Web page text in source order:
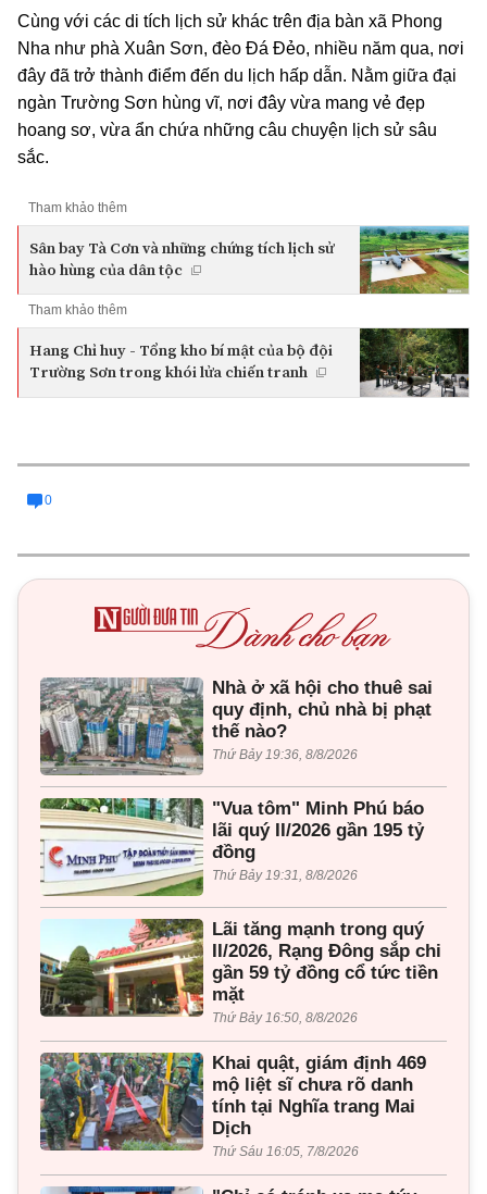
Cùng với các di tích lịch sử khác trên địa bàn xã Phong
Nha như phà Xuân Sơn, đèo Đá Đẻo, nhiều năm qua, nơi
đây đã trở thành điểm đến du lịch hấp dẫn. Nằm giữa đại
ngàn Trường Sơn hùng vĩ, nơi đây vừa mang vẻ đẹp
hoang sơ, vừa ẩn chứa những câu chuyện lịch sử sâu
sắc.
Tham khảo thêm
Sân bay Tà Cơn và những chứng tích lịch sử
hào hùng của dân tộc
Tham khảo thêm
Hang Chỉ huy - Tổng kho bí mật của bộ đội
Trường Sơn trong khói lửa chiến tranh
0
Nhà ở xã hội cho thuê sai
quy định, chủ nhà bị phạt
thế nào?
Thứ Bảy 19:36, 8/8/2026
"Vua tôm" Minh Phú báo
lãi quý II/2026 gần 195 tỷ
đồng
Thứ Bảy 19:31, 8/8/2026
Lãi tăng mạnh trong quý
II/2026, Rạng Đông sắp chi
gần 59 tỷ đồng cổ tức tiền
mặt
Thứ Bảy 16:50, 8/8/2026
Khai quật, giám định 469
mộ liệt sĩ chưa rõ danh
tính tại Nghĩa trang Mai
Dịch
Thứ Sáu 16:05, 7/8/2026